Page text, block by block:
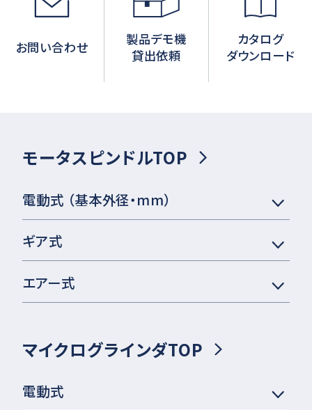
お問い合わせ
製品デモ機
貸出依頼
カタログ
ダウンロード
モータスピンドルTOP
電動式 （基本外径・mm）
ギア式
エアー式
マイクログラインダTOP
電動式